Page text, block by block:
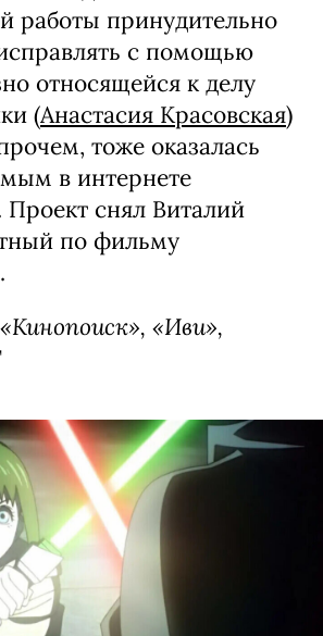
работы принудительно
с помощью
относящейся к делу
(Анастасия Красовская)
тоже оказалась
в интернете
снял Виталий
по фильму
«Иви»,